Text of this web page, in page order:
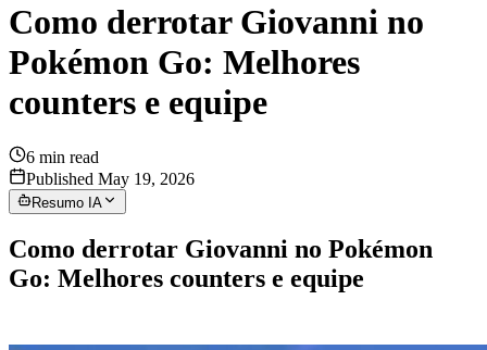
Como derrotar Giovanni no
Pokémon Go: Melhores
counters e equipe
6 min read
Published May 19, 2026
Resumo IA
Como derrotar Giovanni no Pokémon
Go: Melhores counters e equipe